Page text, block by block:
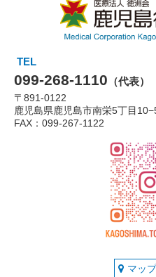
TEL
099-268-1110 （代表）
〒891-0122
鹿児島県鹿児島市南栄5丁目
FAX：099-267-1122
マッ